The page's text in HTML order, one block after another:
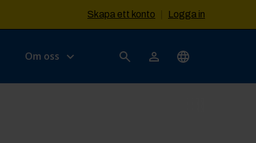
Skapa ett konto Logga in
Om oss